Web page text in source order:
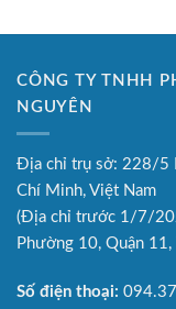
CÔNG TY TNHH
NGUYÊN
Địa chỉ trụ sở: 228/5
Chí Minh, Việt Nam
(Địa chỉ trước 1/7/
Phường 10, Quận
Số điện thoại: